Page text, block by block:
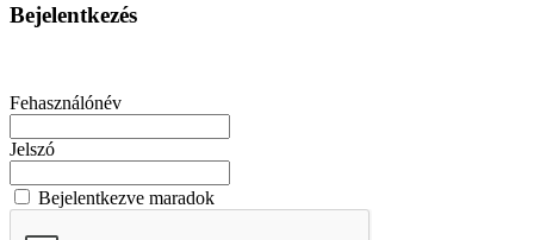
Bejelentkezés
Fehasználónév
Jelszó
Bejelentkezve maradok